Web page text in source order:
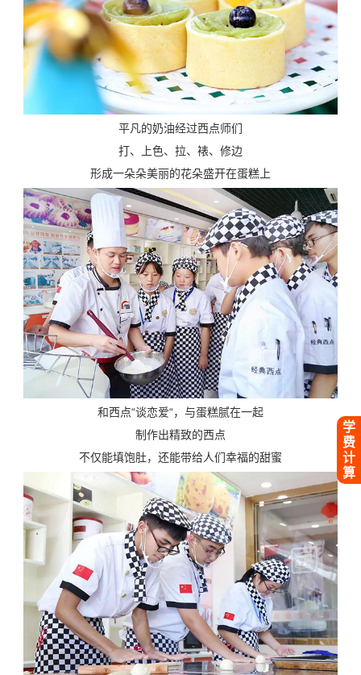
学
费
计
算
平凡的奶油经过西点师们
打、上色、拉、裱、修边
形成一朵朵美丽的花朵盛开在蛋糕上
和西点“谈恋爱“，与蛋糕腻在一起
制作出精致的西点
不仅能填饱肚，还能带给人们幸福的甜蜜